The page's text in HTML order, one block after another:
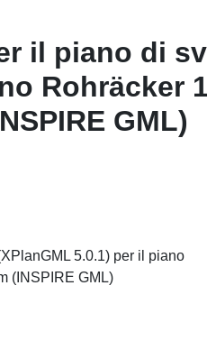
il piano di
Rohräcker
GML)
5.0.1) per il piano
(INSPIRE GML)